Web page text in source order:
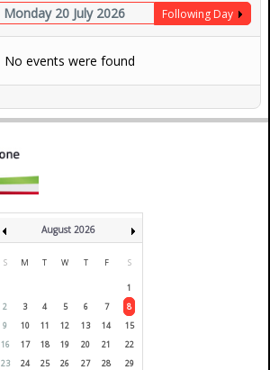
Monday 20 July 2026 Following Day
No events were found
August 2026
S M T W T F S
1
2
3 4 5 6 7
8
9
10 11 12 13 14
15
16
17 18 19 20 21
22
23
24 25 26 27 28
29